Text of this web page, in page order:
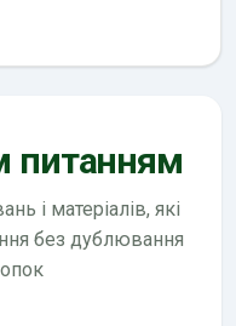
питанням
і матеріалів, які
без дублювання